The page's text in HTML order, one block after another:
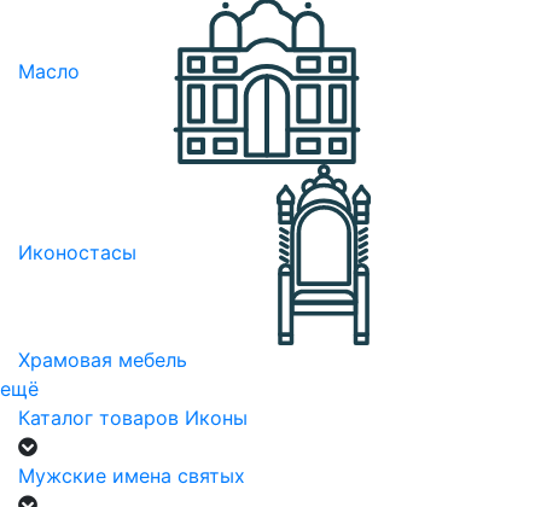
Масло
Иконостасы
Храмовая мебель
ещё
Каталог товаров Иконы
Мужские имена святых